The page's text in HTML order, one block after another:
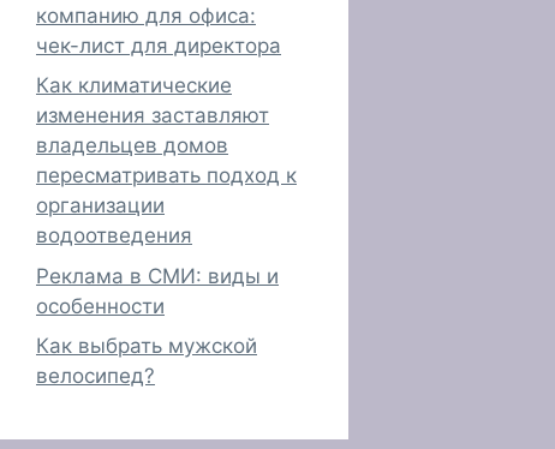
компанию для офиса:
чек-лист для директора
Как климатические
изменения заставляют
владельцев домов
пересматривать подход к
организации
водоотведения
Реклама в СМИ: виды и
особенности
Как выбрать мужской
велосипед?